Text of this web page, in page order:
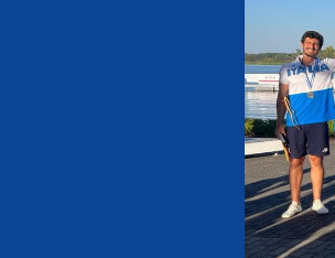
Giudice Sportivo Nazionale
Antidoping